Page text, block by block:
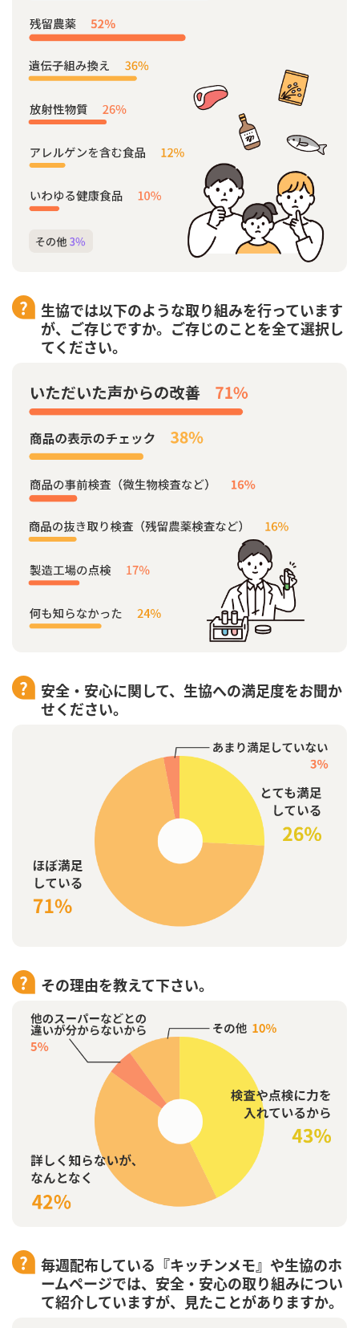
生協では以下のような取り組みを行っています
が、ご存じですか。ご存じのことを全て選択し
てください。
安全・安心に関して、生協への満足度をお聞か
せください。
その理由を教えて下さい。
毎週配布している『キッチンメモ』や生協のホ
ームページでは、安全・安心の取り組みについ
て紹介していますが、見たことがありますか。